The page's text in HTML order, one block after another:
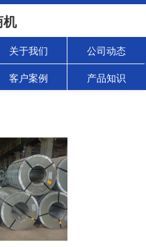
机
关于我们 公司动态
客户案例 产品知识